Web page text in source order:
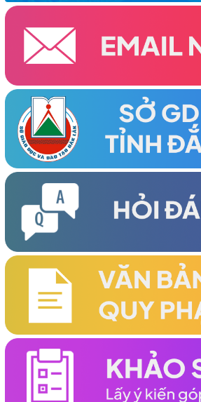
NHÀ GIÁO HÀ NGỌC ĐÀO SUỐT ĐỜI HY
(03/04/2026)
NHIỆM KỲ 2026-2031 THÀNH CÔNG
(27/03/2026)
Đại hội Đại biểu Hội Khuyến học phường
nhiệm kỳ 2026-2031 thành công tốt đẹp
(25/03/2026)
Đại hội Đại biểu Hội Khuyến học xã Ea Rốk
kỳ 2026-2031 thành công tốt đẹp
(24/03/2026)
HỘI KHUYẾN HỌC TỈNH TỔ CHỨC HỘI
CÔNG TÁC KHUYẾN HỌC ĐẦU NĂM
TỔ CHỨC THÀNH CÔNG HỘI NGHỊ
HỌC BỔNG ĐẦU NĂM 2026 KHU VỰC
(06/03/2026)